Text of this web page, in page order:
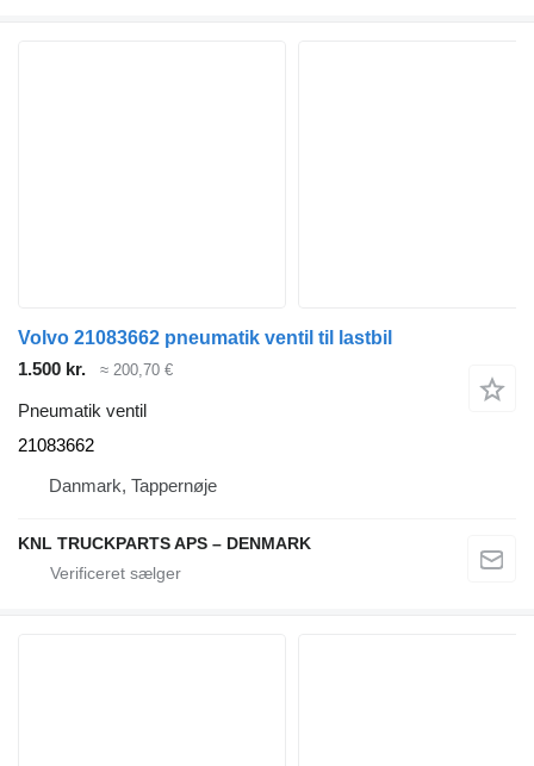
Volvo 21083662 pneumatik ventil til lastbil
1.500 kr.
≈ 200,70 €
Pneumatik ventil
21083662
Danmark, Tappernøje
KNL TRUCKPARTS APS – DENMARK